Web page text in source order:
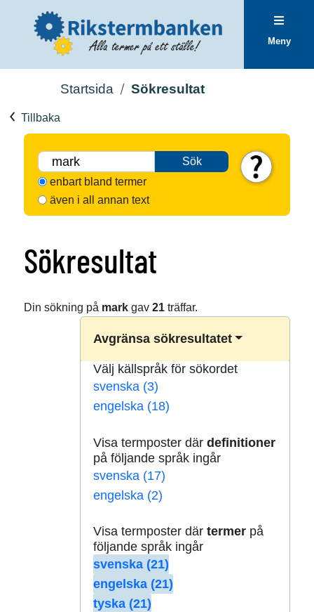
Meny
Startsida Sökresultat
Tillbaka
Sök
enbart bland termer
även i all annan text
Sökresultat
Din sökning på markgav 21träffar.
Avgränsa sökresultatet
Välj källspråk för sökordet
svenska (3)
engelska (18)
Visa termposter där definitioner
på följande språk ingår
svenska (17)
engelska (2)
Visa termposter där termerpå
följande språk ingår
svenska (21)
engelska (21)
tyska (21)